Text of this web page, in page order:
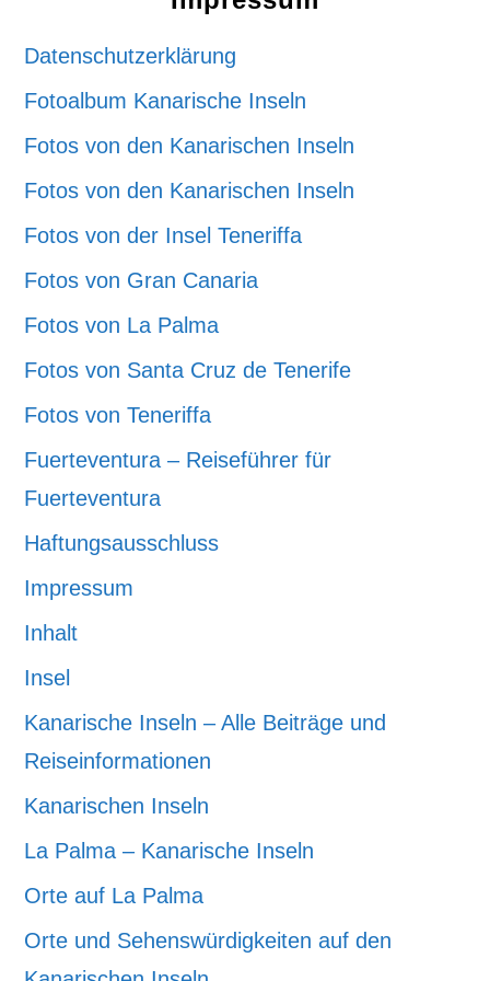
Datenschutzerklärung
Fotoalbum Kanarische Inseln
Fotos von den Kanarischen Inseln
Fotos von den Kanarischen Inseln
Fotos von der Insel Teneriffa
Fotos von Gran Canaria
Fotos von La Palma
Fotos von Santa Cruz de Tenerife
Fotos von Teneriffa
Fuerteventura – Reiseführer für
Fuerteventura
Haftungsausschluss
Impressum
Inhalt
Insel
Kanarische Inseln – Alle Beiträge und
Reiseinformationen
Kanarischen Inseln
La Palma – Kanarische Inseln
Orte auf La Palma
Orte und Sehenswürdigkeiten auf den